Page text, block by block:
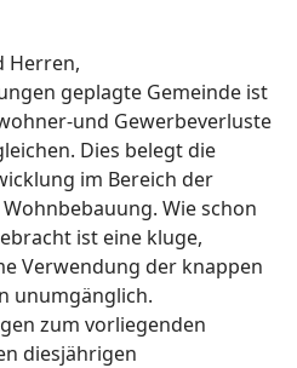
Herren,
geplagte Gemeinde ist
und Gewerbeverluste
Dies belegt die
im Bereich der
Wie schon
ist eine kluge,
Verwendung der knappen
unumgänglich.
zum vorliegenden
diesjährigen